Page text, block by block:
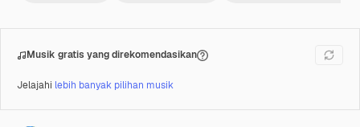
Musik gratis yang direkomendasikan
Jelajahi lebih banyak pilihan musik